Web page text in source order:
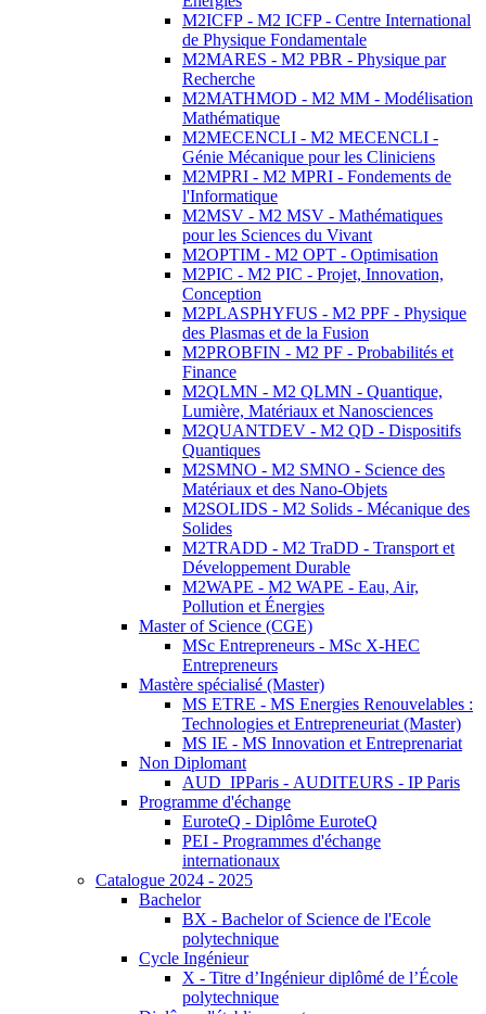
M2ICFP - M2 ICFP - Centre International
de Physique Fondamentale
M2MARES - M2 PBR - Physique par
Recherche
M2MATHMOD - M2 MM - Modélisation
Mathématique
M2MECENCLI - M2 MECENCLI -
Génie Mécanique pour les Cliniciens
M2MPRI - M2 MPRI - Fondements de
l'Informatique
M2MSV - M2 MSV - Mathématiques
pour les Sciences du Vivant
M2OPTIM - M2 OPT - Optimisation
M2PIC - M2 PIC - Projet, Innovation,
Conception
M2PLASPHYFUS - M2 PPF - Physique
des Plasmas et de la Fusion
M2PROBFIN - M2 PF - Probabilités et
Finance
M2QLMN - M2 QLMN - Quantique,
Lumière, Matériaux et Nanosciences
M2QUANTDEV - M2 QD - Dispositifs
Quantiques
M2SMNO - M2 SMNO - Science des
Matériaux et des Nano-Objets
M2SOLIDS - M2 Solids - Mécanique des
Solides
M2TRADD - M2 TraDD - Transport et
Développement Durable
M2WAPE - M2 WAPE - Eau, Air,
Pollution et Énergies
Master of Science (CGE)
MSc Entrepreneurs - MSc X-HEC
Entrepreneurs
Mastère spécialisé (Master)
MS ETRE - MS Energies Renouvelables :
Technologies et Entrepreneuriat (Master)
MS IE - MS Innovation et Entreprenariat
Non Diplomant
AUD_IPParis - AUDITEURS - IP Paris
Programme d'échange
EuroteQ - Diplôme EuroteQ
PEI - Programmes d'échange
internationaux
Catalogue 2024 - 2025
Bachelor
BX - Bachelor of Science de l'Ecole
polytechnique
Cycle Ingénieur
X - Titre d’Ingénieur diplômé de l’École
polytechnique